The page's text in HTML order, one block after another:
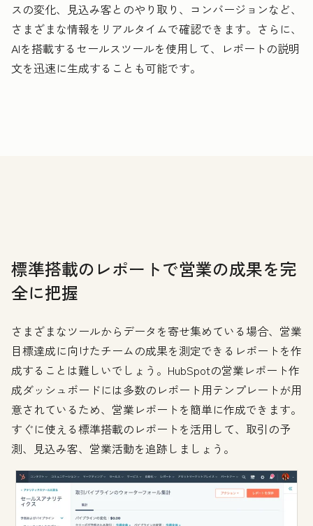
スの変化、見込み客とのやり取り、コンバージョンなど、
さまざまな情報をリアルタイムで確認できます。さらに、
AIを搭載するセールスツールを使用して、レポートの説明
文を迅速に生成することも可能です。
標準搭載のレポートで営業の成果を完
全に把握
さまざまなツールからデータを寄せ集めている場合、営業
目標達成に向けたチームの成果を測定できるレポートを作
成することは難しいでしょう。HubSpotの営業レポート作
成ダッシュボードには多数のレポート用テンプレートが用
意されているため、営業レポートを簡単に作成できます。
すぐに使える標準搭載のレポートを活用して、取引の予
測、見込み客、営業活動を追跡しましょう。